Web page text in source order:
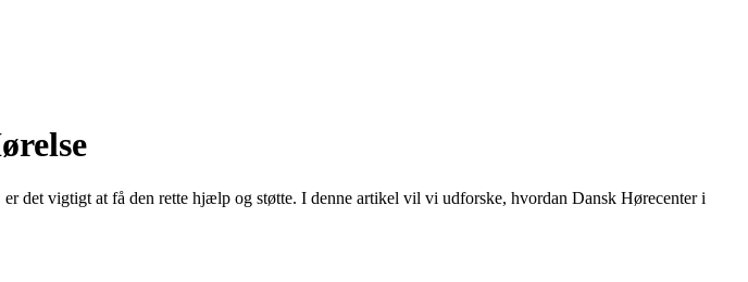
det vigtigt at få den rette hjælp og støtte. I denne artikel vil vi udforske, hvordan Dansk Hørecenter i